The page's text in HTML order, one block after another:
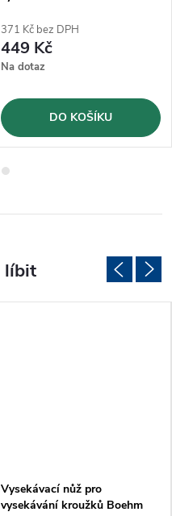
371 Kč bez DPH
449 Kč
Na dotaz
DO KOŠÍKU
Vysekávací nůž pro
vysekávání kroužků Boehm